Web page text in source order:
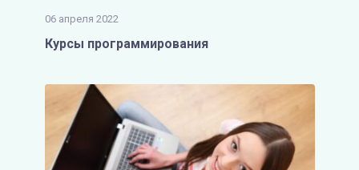
06 апреля 2022
Курсы программирования